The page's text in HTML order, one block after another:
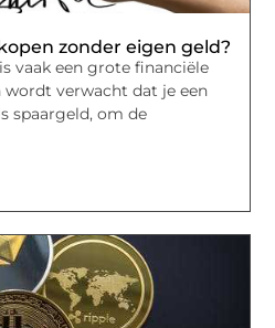
zonder eigen geld?
vaak een grote financiële
wordt verwacht dat je een
spaargeld, om de